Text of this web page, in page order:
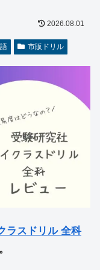
2026.08.01
市販ドリル
ラスドリル 全科